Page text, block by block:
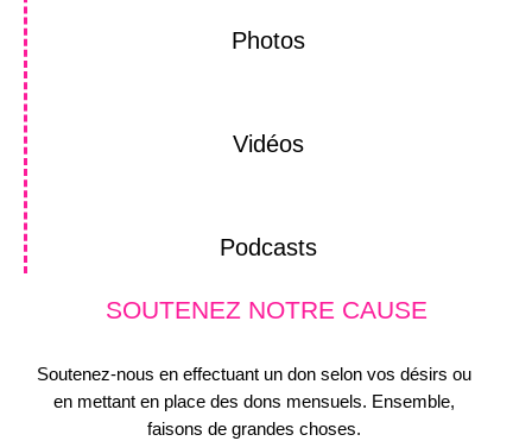
Photos
Vidéos
Podcasts
SOUTENEZ NOTRE CAUSE
Soutenez-nous en effectuant un don selon vos désirs ou
en mettant en place des dons mensuels. Ensemble,
faisons de grandes choses.